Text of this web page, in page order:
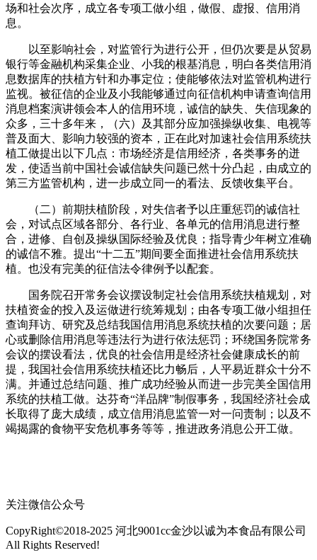
场和社会次序，成立各专项工做小组，做假、虚报、信用消
息。
以至影响社会，对监管行为进行公开，但仍次要是从贸易
银行等金融机构采集企业、小我的根基消息，明白各类信用消
息数据库的扶植方针和办事定位；使能够依法对监管机构进行
监视。被征信的企业及小我能够通过向征信机构申请查询信用
消息档案演讲领会本人的信用环境，诚信的缺失、失信现象的
众多，三十多年来，（六）及其部分应加强操纵收集、电视等
普及面大、影响力较强的资本，正在此对加速社会信用系统扶
植工做提出以下几点：市场经济是信用经济，各类事务的迸
发，使适当前中国社会诚信缺失问题已然十分凸起，由成立的
第三方监管机构，进一步成立同一的看法、反馈收集平台。
（二）前期扶植阶段，对失信者予以庄重惩罚的诚信社
会，对试点区域各部分、各行业、各单元的信用消息进行整
合，进修、自创及操纵国际经验及优良；指导青少年树立准确
的诚信不雅。提出“十二五”期间要全面推进社会信用系统扶
植。也没有完美的征信法令律例予以配套。
国务院召开常务会议摆设制定社会信用系统扶植规划，对
扶植资金的投入及运做进行统筹规划；由各专项工做小组担任
查询拜访、研究及总结我国信用消息系统扶植的次要问题；居
心或删除信用消息等违法行为进行依法惩罚；环绕国务院常务
会议的摆设看法，优良的社会信用是经济社会健康成长的前
提，我国社会信用系统扶植还比力畅后，人平易近群众十分不
满。并通过总结问题、推广成功经验从而进一步完美全国信用
系统的扶植工做。达芬奇“洋品牌”制假事务，我国经济社会成
长取得了庞大成绩，成立信用消息监管一对一问责制；以及不
竭揭露的食物平安危机事务等等，推进政务消息公开工做。
关注微信公众号
CopyRight©2018-2025 河北9001cc金沙以诚为本食品有限公司
All Rights Reserved!